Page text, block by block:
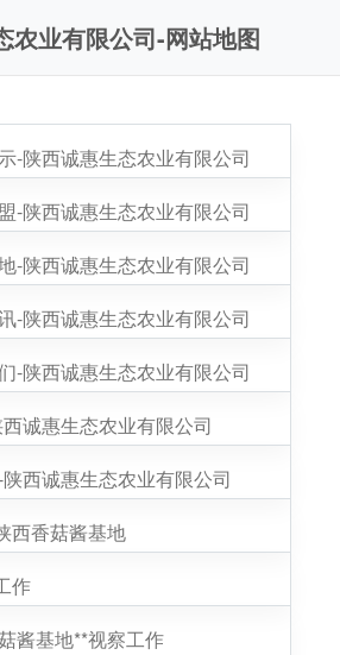
农业有限公司-网站地图
-陕西诚惠生态农业有限公司
-陕西诚惠生态农业有限公司
-陕西诚惠生态农业有限公司
-陕西诚惠生态农业有限公司
-陕西诚惠生态农业有限公司
诚惠生态农业有限公司
西诚惠生态农业有限公司
西香菇酱基地
作
酱基地**视察工作